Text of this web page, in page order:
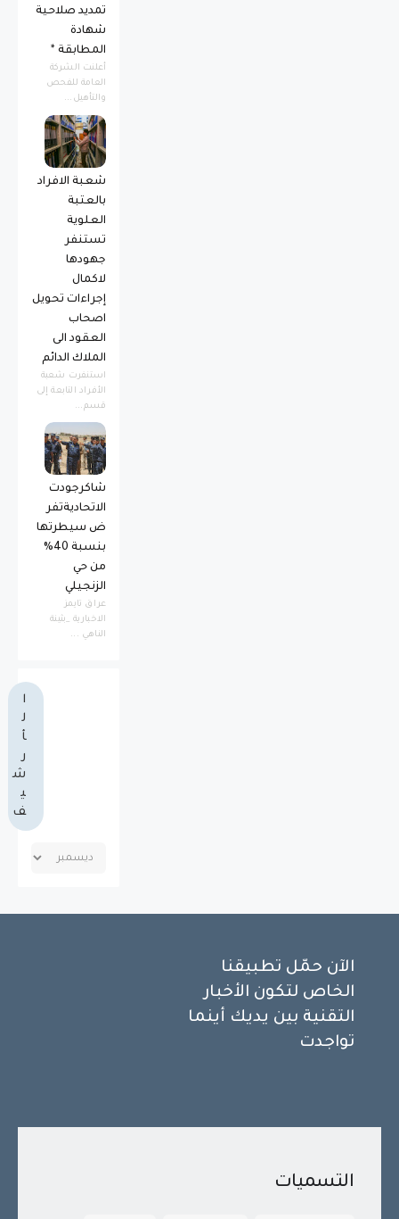
تمديد صلاحية
شهادة
المطابقة *
أعلنت الشركة
العامة للفحص
والتأهيل...
شعبة الافراد
بالعتبة
العلوية
تستنفر
جهودها
لاكمال
إجراءات تحويل
اصحاب
العقود الى
الملاك الدائم
استنفرت شعبة
الأفراد التابعة إلى
قسم...
شاكرجودت
الاتحاديةتفر
ض سيطرتها
بنسبة 40%
من حي
الزنجيلي
عراق تايمز
الاخبارية _بثينة
الناهي ...
ا
ل
أ
ر
ش
ي
ف
الآن حمّل تطبيقنا
الخاص لتكون الأخبار
التقنية بين يديك أينما
تواجدت
التسميات